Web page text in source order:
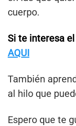
cuerpo.
Si te interesa
AQUI
También
al hilo que
Espero que te